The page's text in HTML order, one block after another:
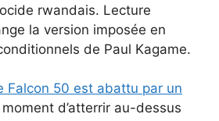
rwandais. Lecture
la version imposée en
de Paul Kagame.
Falcon 50 est abattu par un
d’atterrir au-dessus